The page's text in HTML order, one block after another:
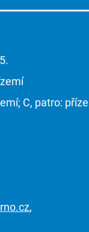
C, patro:
,